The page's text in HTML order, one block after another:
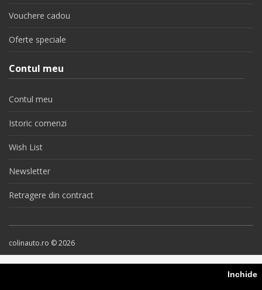
Inchide
Vouchere cadou
Oferte speciale
Contul meu
Contul meu
Istoric comenzi
Wish List
Newsletter
Retragere din contract
colinauto.ro © 2026